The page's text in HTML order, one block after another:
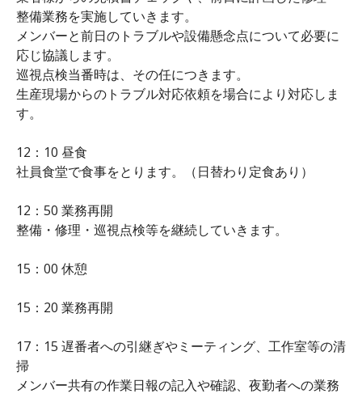
整備業務を実施していきます。
メンバーと前日のトラブルや設備懸念点について必要に
応じ協議します。
巡視点検当番時は、その任につきます。
生産現場からのトラブル対応依頼を場合により対応しま
す。
12：10 昼食
社員食堂で食事をとります。（日替わり定食あり）
12：50 業務再開
整備・修理・巡視点検等を継続していきます。
15：00 休憩
15：20 業務再開
17：15 遅番者への引継ぎやミーティング、工作室等の清
掃
メンバー共有の作業日報の記入や確認、夜勤者への業務